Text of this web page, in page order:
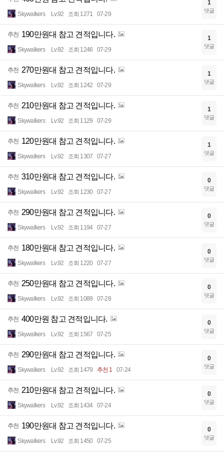
Skywalkers Lv.92 조회 1271 07-29
1
댓글
추천 190만원대 참고 견적입니다.
Skywalkers Lv.92 조회 1246 07-29
1
댓글
추천 270만원대 참고 견적입니다.
Skywalkers Lv.92 조회 1242 07-29
1
댓글
추천 210만원대 참고 견적입니다.
Skywalkers Lv.92 조회 1129 07-29
1
댓글
추천 120만원대 참고 견적입니다.
Skywalkers Lv.92 조회 1307 07-27
1
댓글
추천 310만원대 참고 견적입니다.
Skywalkers Lv.92 조회 1230 07-27
0
댓글
추천 290만원대 참고 견적입니다.
Skywalkers Lv.92 조회 1194 07-27
0
댓글
추천 180만원대 참고 견적입니다.
Skywalkers Lv.92 조회 1220 07-27
0
댓글
추천 250만원대 참고 견적입니다.
Skywalkers Lv.92 조회 1089 07-28
0
댓글
추천 400만원 참고 견적입니다.
Skywalkers Lv.92 조회 1567 07-25
0
댓글
추천 290만원대 참고 견적입니다.
Skywalkers Lv.92 조회 1479 추천 1 07-24
0
댓글
추천 210만원대 참고 견적입니다.
Skywalkers Lv.92 조회 1434 07-24
0
댓글
추천 190만원대 참고 견적입니다.
Skywalkers Lv.92 조회 1450 07-25
0
댓글